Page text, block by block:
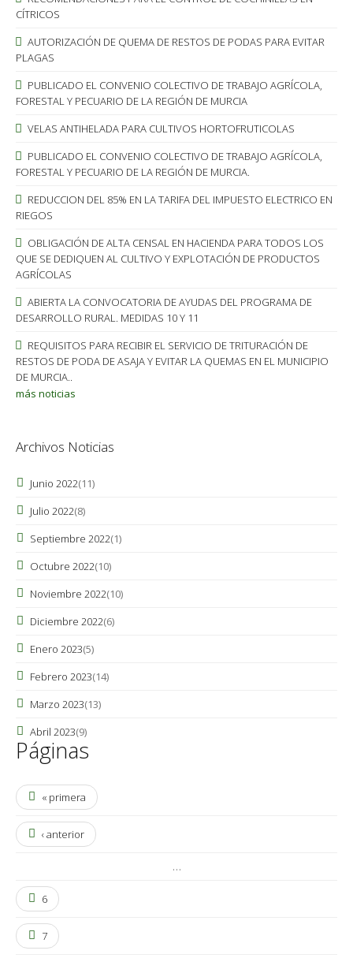
CÍTRICOS
AUTORIZACIÓN DE QUEMA DE RESTOS DE PODAS PARA EVITAR
PLAGAS
PUBLICADO EL CONVENIO COLECTIVO DE TRABAJO AGRÍCOLA,
FORESTAL Y PECUARIO DE LA REGIÓN DE MURCIA
VELAS ANTIHELADA PARA CULTIVOS HORTOFRUTICOLAS
PUBLICADO EL CONVENIO COLECTIVO DE TRABAJO AGRÍCOLA,
FORESTAL Y PECUARIO DE LA REGIÓN DE MURCIA.
REDUCCION DEL 85% EN LA TARIFA DEL IMPUESTO ELECTRICO EN
RIEGOS
OBLIGACIÓN DE ALTA CENSAL EN HACIENDA PARA TODOS LOS
QUE SE DEDIQUEN AL CULTIVO Y EXPLOTACIÓN DE PRODUCTOS
AGRÍCOLAS
ABIERTA LA CONVOCATORIA DE AYUDAS DEL PROGRAMA DE
DESARROLLO RURAL. MEDIDAS 10 Y 11
REQUISITOS PARA RECIBIR EL SERVICIO DE TRITURACIÓN DE
RESTOS DE PODA DE ASAJA Y EVITAR LA QUEMAS EN EL MUNICIPIO
DE MURCIA..
más noticias
Archivos Noticias
Junio 2022(11)
Julio 2022(8)
Septiembre 2022(1)
Octubre 2022(10)
Noviembre 2022(10)
Diciembre 2022(6)
Enero 2023(5)
Febrero 2023(14)
Marzo 2023(13)
Abril 2023(9)
Páginas
« primera
‹ anterior
…
6
7